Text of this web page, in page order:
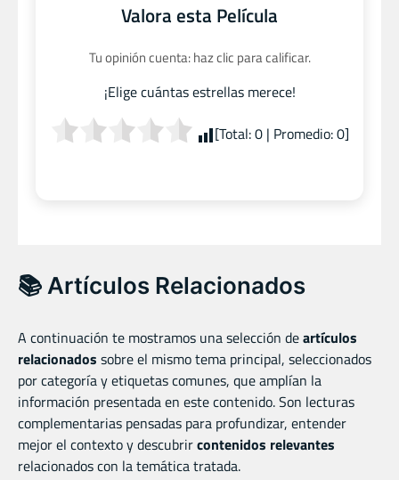
Valora esta Película
Tu opinión cuenta: haz clic para calificar.
¡Elige cuántas estrellas merece!
[Total:0| Promedio:0]
📚 Artículos Relacionados
A continuación te mostramos una selección deartículos
relacionados sobre el mismo tema principal, seleccionados
por categoría y etiquetas comunes, que amplían la
información presentada en este contenido. Son lecturas
complementarias pensadas para profundizar, entender
mejor el contexto y descubrircontenidos relevantes
relacionados con la temática tratada.